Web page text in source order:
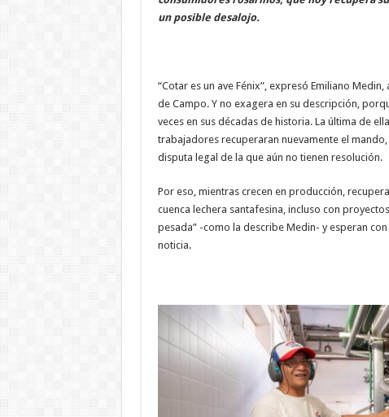
un posible desalojo.
“Cotar es un ave Fénix”, expresó Emiliano
de Campo. Y no exagera en su descripción,
veces en sus décadas de historia. La última de
trabajadores recuperaran nuevamente el
disputa legal de la que aún no tienen resolución.
Por eso, mientras crecen en producción,
cuenca lechera santafesina, incluso con
pesada” -como la describe Medin- y esperan
noticia.